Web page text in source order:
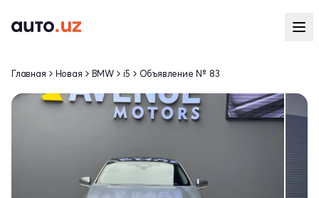
Главная Новая BMW i5 Объявление № 83